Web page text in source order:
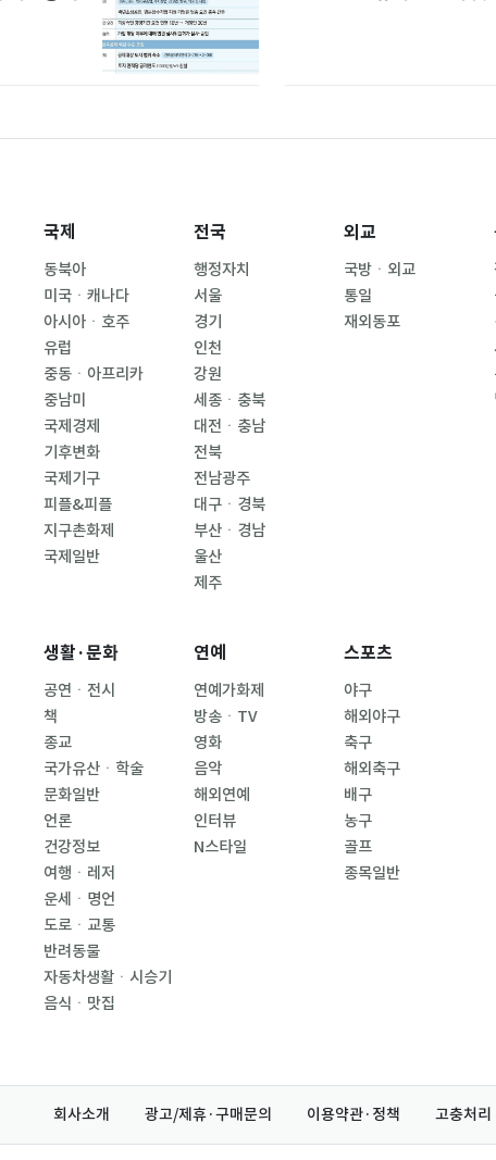
국제
동북아
미국ㆍ캐나다
아시아ㆍ호주
유럽
중동ㆍ아프리카
중남미
국제경제
기후변화
국제기구
피플&피플
지구촌화제
국제일반
전국
행정자치
서울
경기
인천
강원
세종ㆍ충북
대전ㆍ충남
전북
전남광주
대구ㆍ경북
부산ㆍ경남
울산
제주
외교
국방ㆍ외교
통일
재외동포
생활·문화
공연ㆍ전시
책
종교
국가유산ㆍ학술
문화일반
언론
건강정보
여행ㆍ레저
운세ㆍ명언
도로ㆍ교통
반려동물
자동차생활ㆍ시승기
음식ㆍ맛집
연예
연예가화제
방송ㆍTV
영화
음악
해외연예
인터뷰
N스타일
스포츠
야구
해외야구
축구
해외축구
배구
농구
골프
종목일반
회사소개 광고/제휴·구매문의 이용약관·정책 고충처리